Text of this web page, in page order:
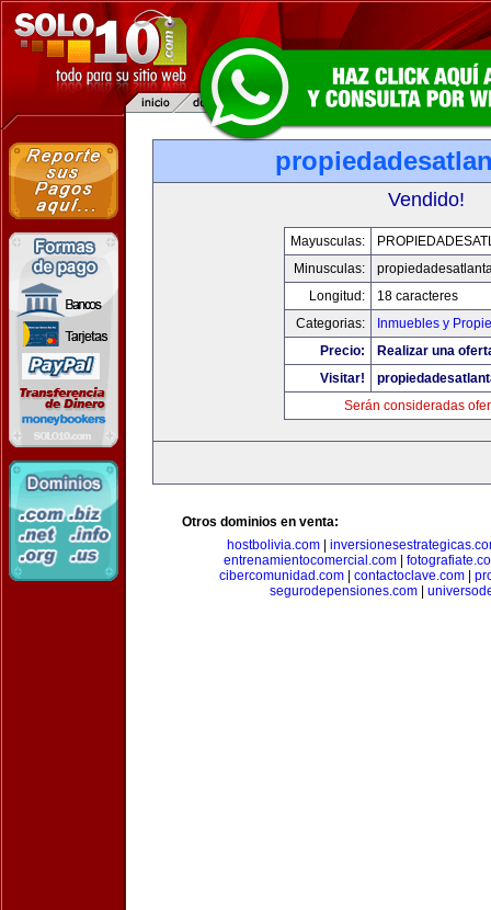
Vendido!
Mayusculas:
Minusculas:
Longitud:
18 caracteres
Categorias:
Inmuebles y
Precio:
Realizar una
Visitar!
Serán consideradas
Otros dominios en venta:
hostbolivia.com
entrenamientocomercial.com
cibercomunidad.com
contactoclave.com
segurodepensiones.com|